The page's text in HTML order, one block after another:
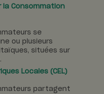
la Consommation
se
ou plusieurs
situées sur
Locales (CEL)
partagent